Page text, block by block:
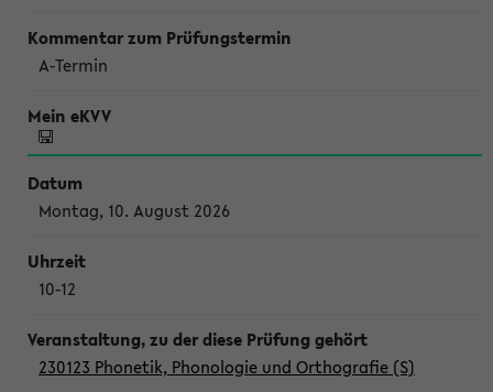
A-Termin
Montag, 10. August 2026
10-12
230123 Phonetik, Phonologie und Orthografie (S)